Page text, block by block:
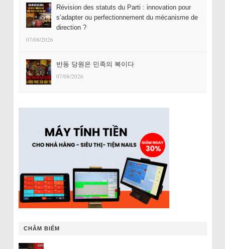
Révision des statuts du Parti : innovation pour
s’adapter ou perfectionnement du mécanisme de
direction ?
07/08/2026
반동 당원은 민족의 복이다
07/08/2026
CHÂM BIẾM